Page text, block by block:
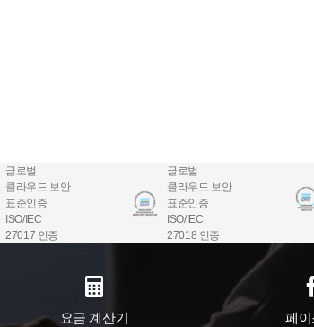
글로벌
클라우드 보안
표준인증
ISO/IEC
27017 인증
글로벌
클라우드 보안
표준인증
ISO/IEC
27018 인증
요금 계산기 페